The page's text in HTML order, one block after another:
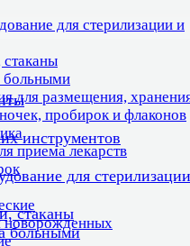
для стерилизации и
больными
для размещения,
пробирок и флаконов
приема лекарств
новорожденных
инструментов
для
стаканы
больными